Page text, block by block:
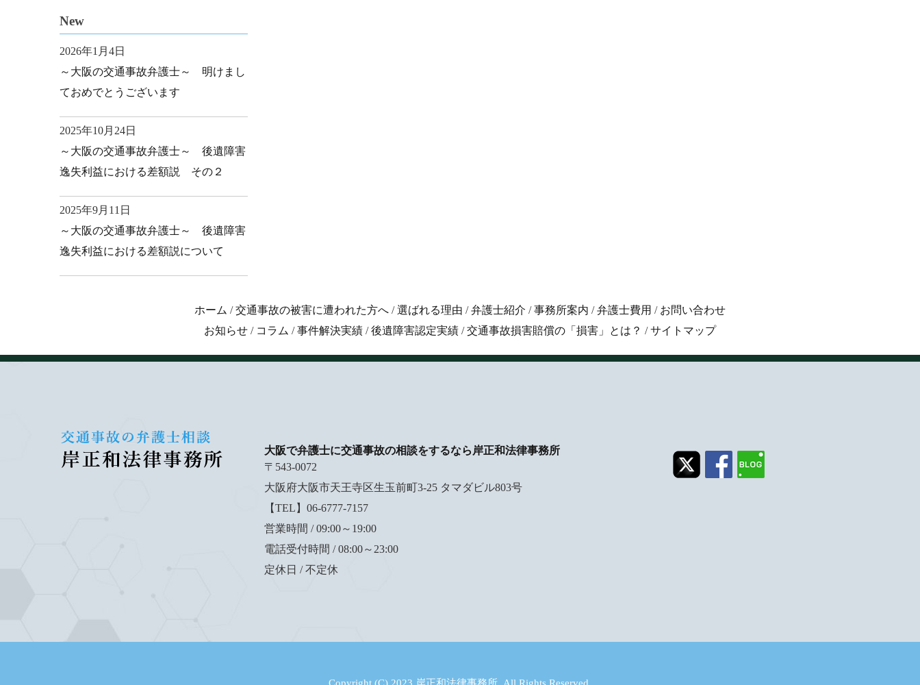
New
2026年1月4日
～大阪の交通事故弁護士～ 明けまし
ておめでとうございます
2025年10月24日
～大阪の交通事故弁護士～ 後遺障害
逸失利益における差額説 その２
2025年9月11日
～大阪の交通事故弁護士～ 後遺障害
逸失利益における差額説について
ホーム /交通事故の被害に遭われた方へ /選ばれる理由 /弁護士紹介 /事務所案内 /弁護士費用 / お問い合わせ
お知らせ / コラム /事件解決実績 /後遺障害認定実績 /交通事故損害賠償の「損害」とは？ /サイトマップ
大阪で弁護士に交通事故の相談をするなら岸正和法律事務所
〒543-0072
大阪府大阪市天王寺区生玉前町3-25 タマダビル803号
【TEL】06-6777-7157
営業時間 / 09:00～19:00
電話受付時間 / 08:00～23:00
定休日 / 不定休